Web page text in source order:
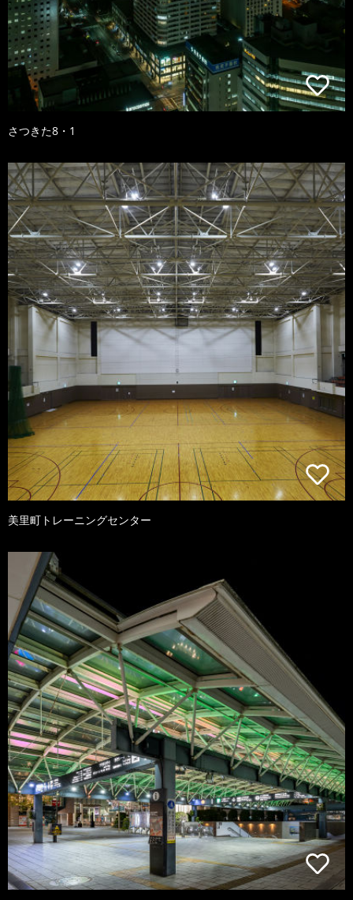
さつきた8・1
美里町トレーニングセンター